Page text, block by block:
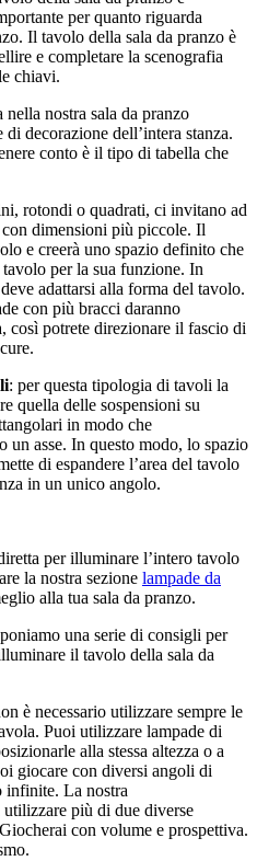
per quanto riguarda
Il tavolo della sala da pranzo è
e completare la scenografia
chiavi.
nella nostra sala da pranzo
decorazione dell’intera stanza.
conto è il tipo di tabella che
rotondi o quadrati, ci invitano ad
dimensioni più piccole. Il
e creerà uno spazio definito che
per la sua funzione. In
adattarsi alla forma del tavolo.
con più bracci daranno
così potrete direzionare il fascio di
: per questa tipologia di tavoli la
quella delle sospensioni su
in modo che
un asse. In questo modo, lo spazio
di espandere l’area del tavolo
in un unico angolo.
per illuminare l’intero tavolo
la nostra sezione lampade da
alla tua sala da pranzo.
una serie di consigli per
il tavolo della sala da
è necessario utilizzare sempre le
Puoi utilizzare lampade di
alla stessa altezza o a
giocare con diversi angoli di
La nostra
più di due diverse
con volume e prospettiva.